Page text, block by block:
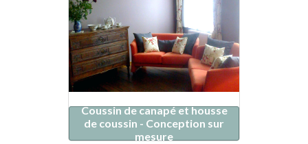
Coussin de canapé et housse
de coussin - Conception sur
mesure